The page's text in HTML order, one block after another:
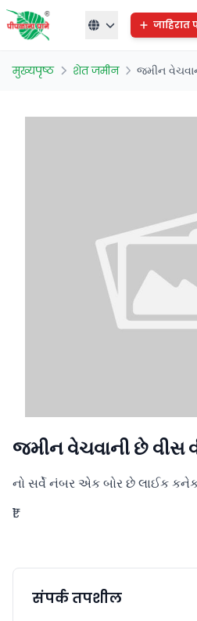
जाहिरात
मुख्यपृष्ठ शेत जमीन જમીન
જમીન વેચવાની છે વીસ
નો સર્વે નંબર એક બોર છે લાઈક
₹1
संपर्क तपशील